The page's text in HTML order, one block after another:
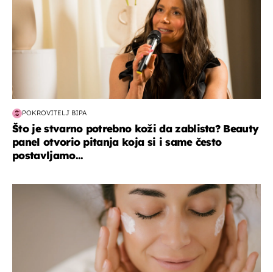
POKROVITELJ BIPA
Što je stvarno potrebno koži da zablista? Beauty
panel otvorio pitanja koja si i same često
postavljamo...
moda & ljepota